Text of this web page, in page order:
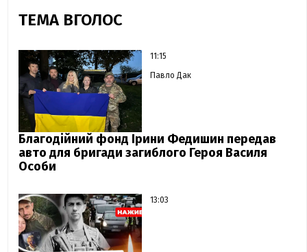
ТЕМА ВГОЛОС
11:15
Павло Дак
Благодійний фонд Ірини Федишин передав
авто для бригади загиблого Героя Василя
Особи
13:03